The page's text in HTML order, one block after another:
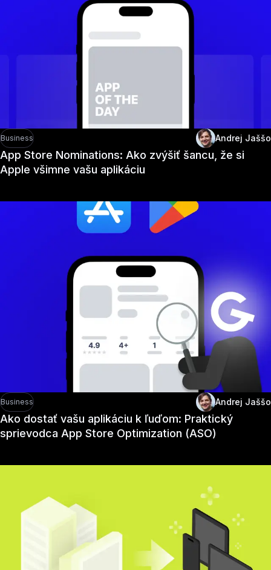
Business Andrej Jaššo
App Store Nominations: Ako zvýšiť šancu, že si
Apple všimne vašu aplikáciu
Business Andrej Jaššo
Ako dostať vašu aplikáciu k ľuďom: Praktický
sprievodca App Store Optimization (ASO)